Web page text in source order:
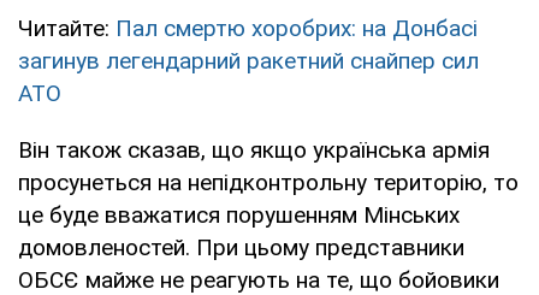
Читайте: Пал смертю хоробрих: на Донбасі
загинув легендарний ракетний снайпер сил
АТО
Він також сказав, що якщо українська армія
просунеться на непідконтрольну територію, то
це буде вважатися порушенням Мінських
домовленостей. При цьому представники
ОБСЄ майже не реагують на те, що бойовики